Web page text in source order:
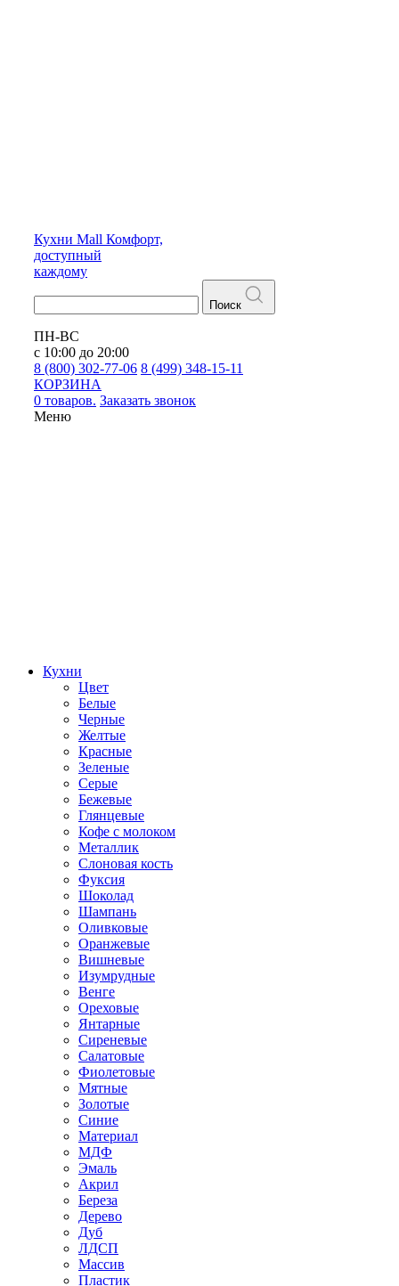
Кухни Mall Комфорт,
доступный
каждому
Поиск
ПН-ВС
с 10:00 до 20:00
8 (800) 302-77-06 8 (499) 348-15-11
КОРЗИНА
0 товаров. Заказать звонок
Меню
Кухни
Цвет
Белые
Черные
Желтые
Красные
Зеленые
Серые
Бежевые
Глянцевые
Кофе с молоком
Металлик
Слоновая кость
Фуксия
Шоколад
Шампань
Оливковые
Оранжевые
Вишневые
Изумрудные
Венге
Ореховые
Янтарные
Сиреневые
Салатовые
Фиолетовые
Мятные
Золотые
Синие
Материал
МДФ
Эмаль
Акрил
Береза
Дерево
Дуб
ЛДСП
Массив
Пластик